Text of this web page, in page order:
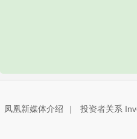
凤凰新媒体介绍 | 投资者关系